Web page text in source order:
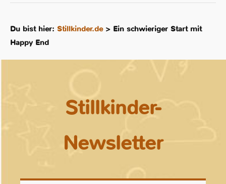
Du bist hier: Stillkinder.de> Ein schwieriger Start mit
Happy End
Stillkinder-
Newsletter